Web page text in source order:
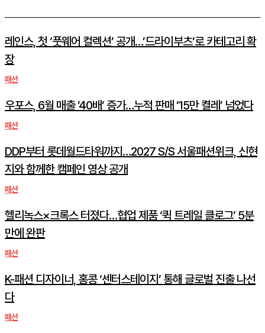
레인스, 첫 ‘풋웨어 컬렉션’ 공개…’드라이부츠’로 카테고리 확
장
패션
우포스, 6월 매출 ’40배’ 증가…누적 판매 ’15만 켤레’ 넘었다
패션
DDP부터 롯데월드타워까지…2027 S/S 서울패션위크, 신현
지와 함께한 캠페인 영상 공개
패션
헬리녹스×크록스 터졌다…협업 제품 ‘퀵 트레일 클로그’ 5분
만에 완판
패션
K-패션 디자이너, 홍콩 ‘센터스테이지’ 통해 글로벌 진출 나선
다
패션